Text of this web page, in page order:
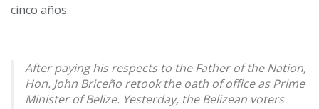
cinco años.
After paying his respects to the Father of the Nation,
Hon. John Briceño retook the oath of office as Prime
Minister of Belize. Yesterday, the Belizean voters